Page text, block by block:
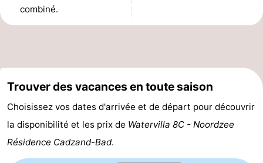
-
combiné.
Trouver des vacances en toute saison
Choisissez vos dates d'arrivée et de départ pour découvrir
la disponibilité et les prix de Watervilla 8C - Noordzee
Résidence Cadzand-Bad.